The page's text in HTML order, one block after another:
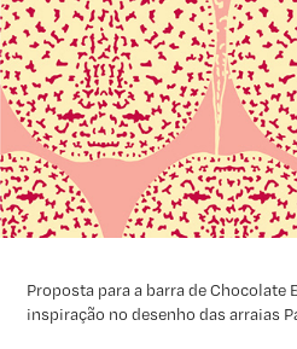
Proposta para a barra de Chocolate
inspiração no desenho das arraias